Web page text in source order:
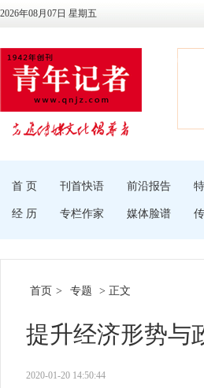
2026年08月07日 星期五
首 页 刊首快语 前沿报告
经 历 专栏作家 媒体脸谱
首页 > 专题 > 正文
提升经济形势与
2020-01-20 14:50:44